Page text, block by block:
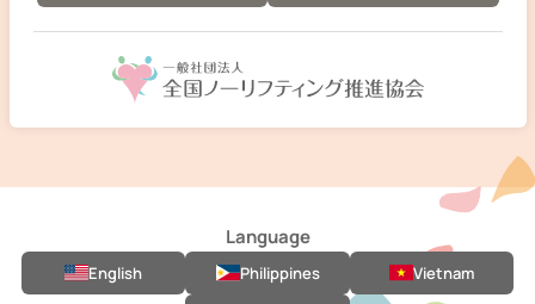
Language
English Philippines
Vietnam